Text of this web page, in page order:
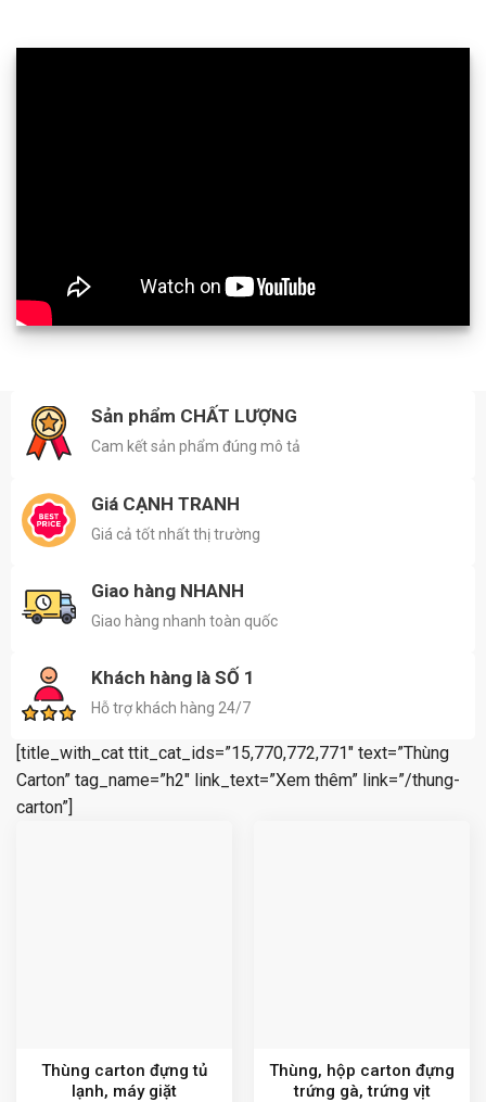
Sản phẩm CHẤT LƯỢNG
Cam kết sản phẩm đúng mô tả
Giá CẠNH TRANH
Giá cả tốt nhất thị trường
Giao hàng NHANH
Giao hàng nhanh toàn quốc
Khách hàng là SỐ 1
Hỗ trợ khách hàng 24/7
[title_with_cat ttit_cat_ids=”15,770,772,771″ text=”Thùng
Carton” tag_name=”h2″ link_text=”Xem thêm” link=”/thung-
carton”]
Thùng carton đựng tủ
lạnh, máy giặt
Thùng, hộp carton đựng
trứng gà, trứng vịt